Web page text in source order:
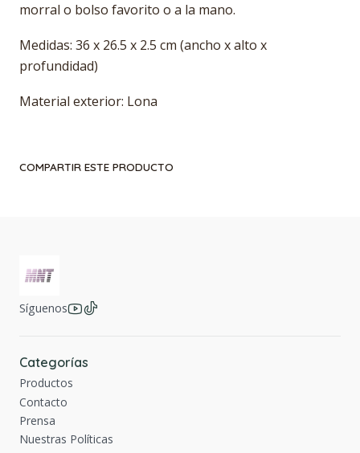
morral o bolso favorito o a la mano.
Medidas: 36 x 26.5 x 2.5 cm (ancho x alto x
profundidad)
Material exterior: Lona
COMPARTIR ESTE PRODUCTO
Síguenos
Categorías
Productos
Contacto
Prensa
Nuestras Políticas